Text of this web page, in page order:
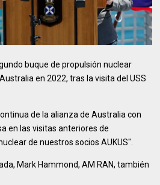
buque de propulsión nuclear
en 2022, tras la visita del USS
de la alianza de Australia con
en las visitas anteriores de
de nuestros socios AUKUS".
Mark Hammond, AM RAN, también